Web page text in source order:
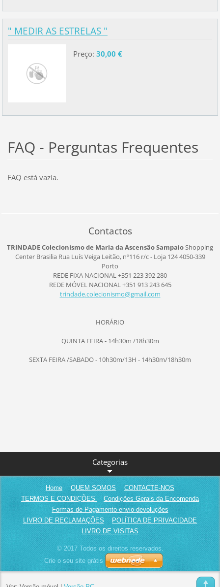
" MEDIR AS ESTRELAS "
Preço: 30,00 €
FAQ - Perguntas Frequentes
FAQ está vazia.
Contactos
TRINDADE Colecionismo de Maria da Ascensão SampaioShopping
Center Brasilia Rua Luís Veiga Leitão, nº116r/c - Loja 1244050-339
Porto
REDE FIXA NACIONAL +351 223 392 280
REDE MÓVEL NACIONAL +351 913 243 645
trindade.colecionismo@gmail.com
HORÁRIO
QUINTA FEIRA - 14h30m /18h30m
SEXTA FEIRA /SABADO - 10h30m/13H - 14h30m/18h30m
Categorias
Home QUEM SOMOS
CONTACTE-NOS
TERMOS E CONDIÇÕES
Condições Gerais da Encomenda
Formas de Pagamento-envio-devoluções
LIVRO DE RECLAMAÇÕES
POLÍTICA DE PRIVACIDADE
LIVRO DE VISITAS
© 2017 Todos os direitos reservados.
Crie o seu site grátis